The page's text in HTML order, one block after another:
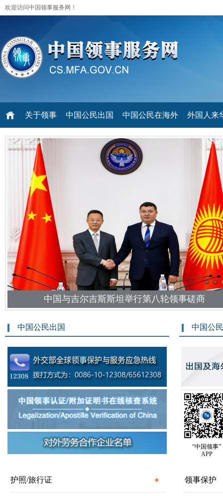
欢迎访问中国领事服务网！
关于领事 中国公民出国 中国公民在海外 外国人来
中国与吉尔吉斯斯坦举行第八轮领事磋商
中国公民出国
护照/旅行证
中国公
“中国领事”
APP
领事保护